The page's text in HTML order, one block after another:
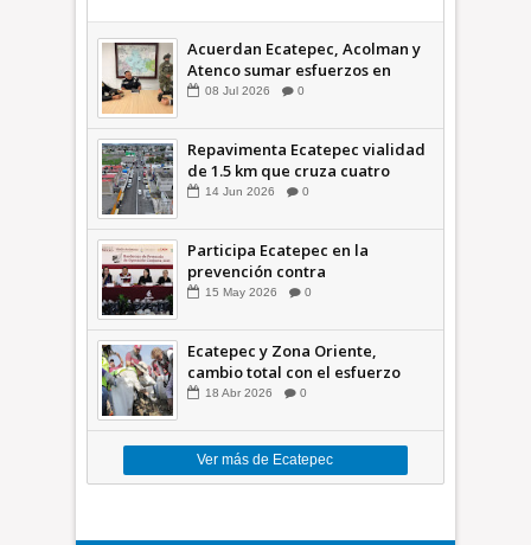
Acuerdan Ecatepec, Acolman y
Atenco sumar esfuerzos en
seguridad
08 Jul 2026 0
Repavimenta Ecatepec vialidad
de 1.5 km que cruza cuatro
comunidades +Video
14 Jun 2026 0
Participa Ecatepec en la
prevención contra
inundaciones en el Valle de
15 May 2026 0
Ecatepec y Zona Oriente,
cambio total con el esfuerzo
conjunto: Azucena; retiran 21
18 Abr 2026 0
Ver más de Ecatepec